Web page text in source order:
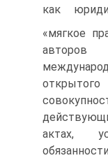
как
«мягкое
актах,